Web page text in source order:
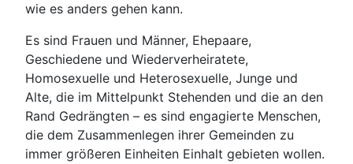
wie es anders gehen kann.
Es sind Frauen und Männer, Ehepaare,
Geschiedene und Wiederverheiratete,
Homosexuelle und Heterosexuelle, Junge und
Alte, die im Mittelpunkt Stehenden und die an den
Rand Gedrängten – es sind engagierte Menschen,
die dem Zusammenlegen ihrer Gemeinden zu
immer größeren Einheiten Einhalt gebieten wollen.